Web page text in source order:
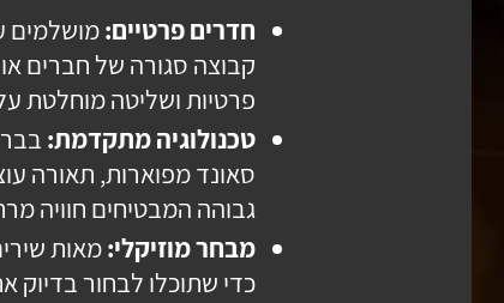
חדרים פרטיים:מושלמים
קבוצה סגורה של חברים
פרטיות ושליטה מוחלטת
טכנולוגיה מתקדמת:
סאונד מפוארות, תאורה
גבוהה המבטיחים חוויה
מבחר מוזיקלי:מאות
כדי שתוכלו לבחור